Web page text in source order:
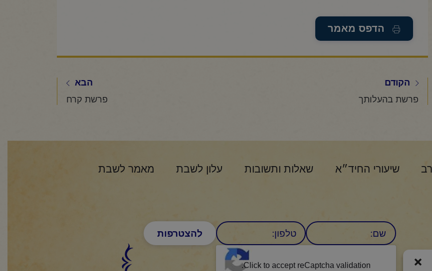
הדפס מאמר
הקודם
פרשת בהעלותך
הבא
פרשת קרח
שיעורי החיד״א שאלות ותשובות עלון לשבת מאמר לשבת
שם טלפון:
Click to accept reCaptcha validation.